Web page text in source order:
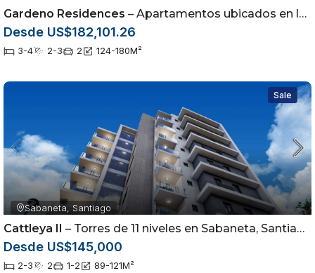
Gardeno Residences – Apartamentos ubicados en la Av. Hispanoamericana dentro del sector Jardínes del Sur
Desde US$182,101.26
3-4 2-3 2 124-180M²
Sale
Sabaneta, Santiago
Cattleya II – Torres de 11 niveles en Sabaneta, Santiago
Desde US$145,000
2-3 2 1-2 89-121M²